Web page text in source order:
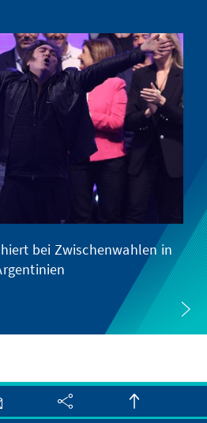
bei Zwischenwahlen in